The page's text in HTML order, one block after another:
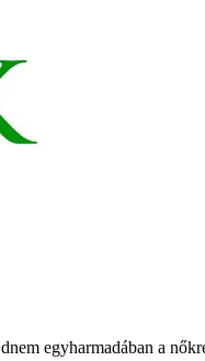
egyharmadában a